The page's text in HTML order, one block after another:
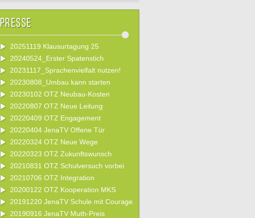
Presse
20251119 Klausurtagung 25
20240524_Erster Spatenstich
20231117_Sprachenvielfalt nutzen!
20230808_Umbau kann starten
20230102 OTZ Neubau-Kosten
20220807 OTZ Neue Leitung
20220409 OTZ Engagement
20220404 JenaTV Offene Tür
20220324 OTZ Neue Wege
20220323 OTZ Zukunftswunsch
20210831 OTZ Schulversuch vorbei
20210706 OTZ Integration
20200122 OTZ Kooperation MKS
20191220 JenaTV Schule mit Courage
20190916 JenaTV Muth-Preis